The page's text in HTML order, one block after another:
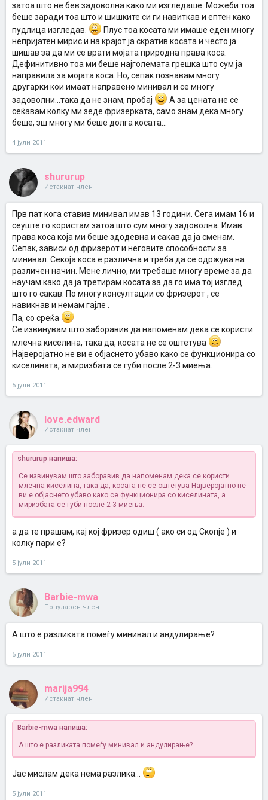
затоа што не бев задоволна како ми изгледаше. Можеби тоа
беше заради тоа што и шишките си ги навиткав и ептен како
пудлица изгледав.
Плус тоа косата ми имаше еден многу
непријатен мирис и на крајот ја скратив косата и често ја
шишав за да ми се врати мојата природна права коса.
Дефинитивно тоа ми беше најголемата грешка што сум ја
направила за мојата коса. Но, сепак познавам многу
другарки кои имаат направено минивал и се многу
задоволни...така да не знам, пробај
А за цената не се
сеќавам колку ми зеде фризерката, само знам дека многу
беше, зш многу ми беше долга косата...
4 јули 2011
shururup
Истакнат член
Прв пат кога ставив минивал имав 13 години. Сега имам 16 и
сеуште го користам затоа што сум многу задоволна. Имав
права коса која ми беше здодевна и сакав да ја сменам.
Сепак, зависи од фризерот и неговите способности за
минивал. Секоја коса е различна и треба да се одржува на
различен начин. Мене лично, ми требаше многу време за да
научам како да ја третирам косата за да го има тој изглед
што го сакав. По многу консултации со фризерот , се
навикнав и немам гајле .
Па, со среќа
Се извинувам што заборавив да напоменам дека се користи
млечна киселина, така да, косата не се оштетува
Најверојатно не ви е објаснето убаво како се функционира со
киселината, а миризбата се губи после 2-3 миења.
5 јули 2011
love.edward
Истакнат член
shururup напиша:
Се извинувам што заборавив да напоменам дека се користи
млечна киселина, така да, косата не се оштетува Најверојатно не
ви е објаснето убаво како се функционира со киселината, а
миризбата се губи после 2-3 миења.
а да те прашам, кај кој фризер одиш ( ако си од Скопје ) и
колку пари е?
5 јули 2011
Barbie-mwa
Популарен член
А што е разликата помеѓу минивал и андулирање?
5 јули 2011
marija994
Истакнат член
Barbie-mwa напиша:
А што е разликата помеѓу минивал и андулирање?
Јас мислам дека нема разлика...
5 јули 2011